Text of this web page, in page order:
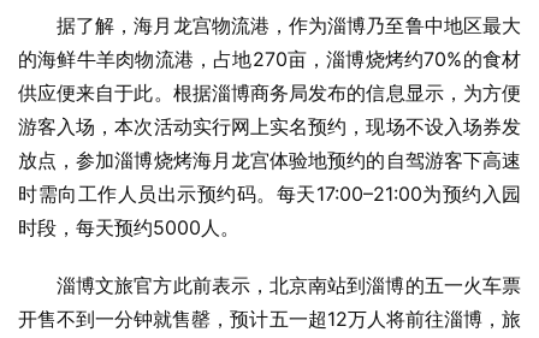
据了解，海月龙宫物流港，作为淄博乃至鲁中地区最大
的海鲜牛羊肉物流港，占地270亩，淄博烧烤约70%的食材
供应便来自于此。根据淄博商务局发布的信息显示，为方便
游客入场，本次活动实行网上实名预约，现场不设入场券发
放点，参加淄博烧烤海月龙宫体验地预约的自驾游客下高速
时需向工作人员出示预约码。每天17:00–21:00为预约入园
时段，每天预约5000人。
淄博文旅官方此前表示，北京南站到淄博的五一火车票
开售不到一分钟就售罄，预计五一超12万人将前往淄博，旅